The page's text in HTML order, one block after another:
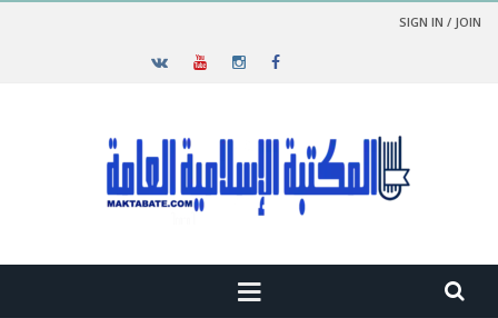
SIGN IN / JOIN